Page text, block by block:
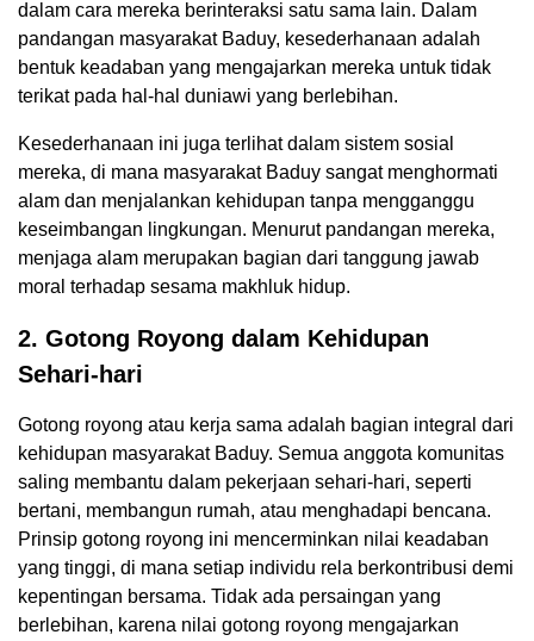
dalam cara mereka berinteraksi satu sama lain. Dalam
pandangan masyarakat Baduy, kesederhanaan adalah
bentuk keadaban yang mengajarkan mereka untuk tidak
terikat pada hal-hal duniawi yang berlebihan.
Kesederhanaan ini juga terlihat dalam sistem sosial
mereka, di mana masyarakat Baduy sangat menghormati
alam dan menjalankan kehidupan tanpa mengganggu
keseimbangan lingkungan. Menurut pandangan mereka,
menjaga alam merupakan bagian dari tanggung jawab
moral terhadap sesama makhluk hidup.
2. Gotong Royong dalam Kehidupan
Sehari-hari
Gotong royong atau kerja sama adalah bagian integral dari
kehidupan masyarakat Baduy. Semua anggota komunitas
saling membantu dalam pekerjaan sehari-hari, seperti
bertani, membangun rumah, atau menghadapi bencana.
Prinsip gotong royong ini mencerminkan nilai keadaban
yang tinggi, di mana setiap individu rela berkontribusi demi
kepentingan bersama. Tidak ada persaingan yang
berlebihan, karena nilai gotong royong mengajarkan